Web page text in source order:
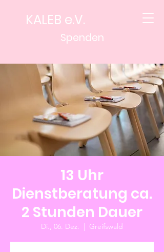
KALEB e.V.
Spenden
13 Uhr
Dienstberatung ca.
2 Stunden Dauer
Di., 06. Dez.
  |
Greifswald